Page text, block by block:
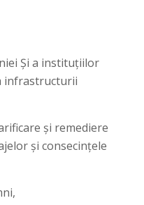
Și a instituțiilor
infrastructurii
și remediere
și consecințele